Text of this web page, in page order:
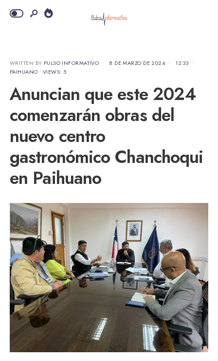
WRITTEN BY PULSO INFORMATIVO • 8 DE MARZO DE 2024 • 12:33 •
PAIHUANO • VIEWS: 5
Anuncian que este 2024
comenzarán obras del
nuevo centro
gastronómico Chanchoqui
en Paihuano